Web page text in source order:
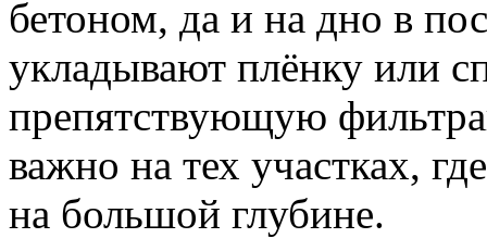
бетоном, да и на дно в
укладывают плёнку или
препятствующую
важно на тех участках,
на большой глубине.